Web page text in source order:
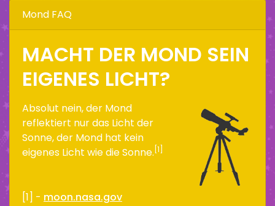
Mond FAQ
MACHT DER MOND SEIN
EIGENES LICHT?
Absolut nein, der Mond
reflektiert nur das Licht der
Sonne, der Mond hat kein
eigenes Licht wie die Sonne. [1]
[1] - moon.nasa.gov